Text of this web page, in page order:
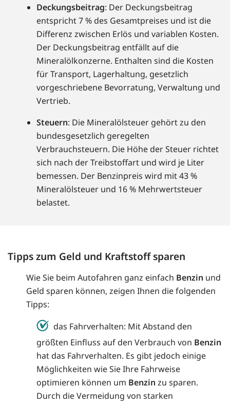
Deckungsbeitrag: Der Deckungsbeitrag
entspricht 7 % des Gesamtpreises und ist die
Differenz zwischen Erlös und variablen Kosten.
Der Deckungsbeitrag entfällt auf die
Mineralölkonzerne. Enthalten sind die Kosten
für Transport, Lagerhaltung, gesetzlich
vorgeschriebene Bevorratung, Verwaltung und
Vertrieb.
Steuern: Die Mineralölsteuer gehört zu den
bundesgesetzlich geregelten
Verbrauchsteuern. Die Höhe der Steuer richtet
sich nach der Treibstoffart und wird je Liter
bemessen. Der Benzinpreis wird mit 43 %
Mineralölsteuer und 16 % Mehrwertsteuer
belastet.
Tipps zum Geld und Kraftstoff sparen
Wie Sie beim Autofahren ganz einfach Benzin und
Geld sparen können, zeigen Ihnen die folgenden
Tipps:
das Fahrverhalten: Mit Abstand den
größten Einfluss auf den Verbrauch von Benzin
hat das Fahrverhalten. Es gibt jedoch einige
Möglichkeiten wie Sie Ihre Fahrweise
optimieren können um Benzin zu sparen.
Durch die Vermeidung von starken